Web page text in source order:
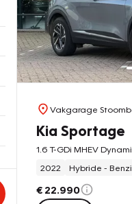
Vakgarage
Kia Sportage
1.6 T-GDi MHEV
2022
Hybride -
€ 22.990